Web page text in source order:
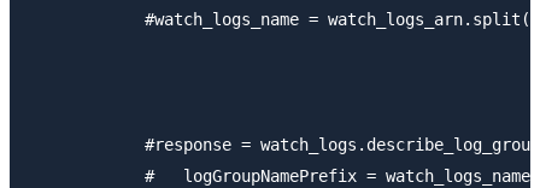
#watch_logs_name =
#response =
            #   logGroupNamePrefix = watch_logs_name,